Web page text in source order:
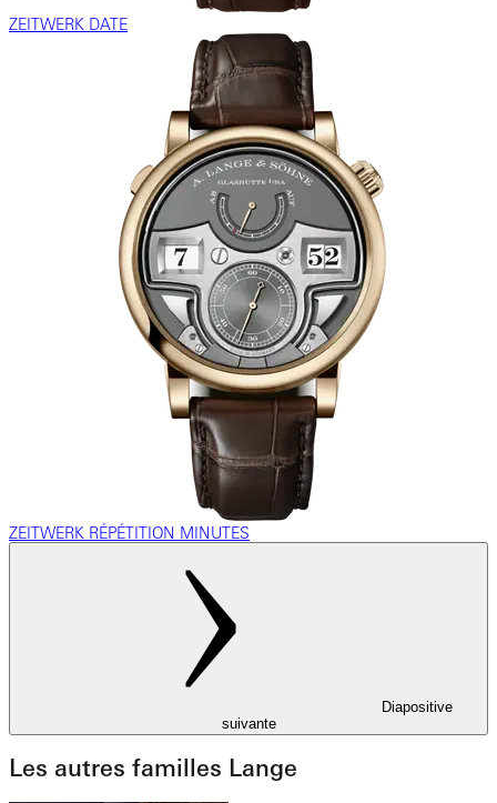
ZEITWERK DATE
ZEITWERK RÉPÉTITION MINUTES
Diapositive
suivante
Les autres familles Lange